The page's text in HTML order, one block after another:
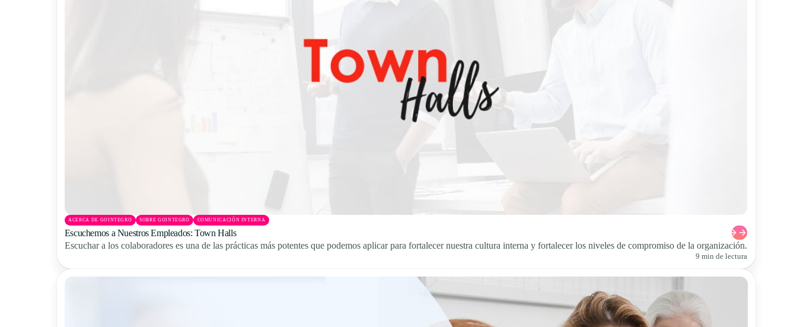
ACERCA DE GOINTEGRO SOBRE GOINTEGRO COMUNICACIÓN INTERNA
Escuchemos a Nuestros Empleados: Town Halls
Escuchar a los colaboradores es una de las prácticas más potentes que podemos aplicar para fortalecer nuestra cultura interna y fortalecer los niveles de compromiso de la organización.
9 min de lectura